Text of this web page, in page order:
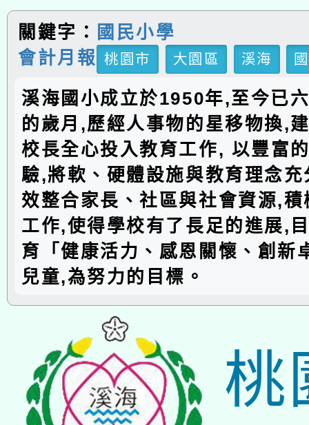
關鍵字：
國民小學
會計月報
桃園市 大園區 溪海
溪海國小成立於1950年,至今已
的歲月,歷經人事物的星移物換,
校長全心投入教育工作, 以豐富
驗,將軟、硬體設施與教育理念
效整合家長、社區與社會資源,
工作,使得學校有了長足的進展,
育「健康活力、感恩關懷、創新
兒童,為努力的目標。
桃